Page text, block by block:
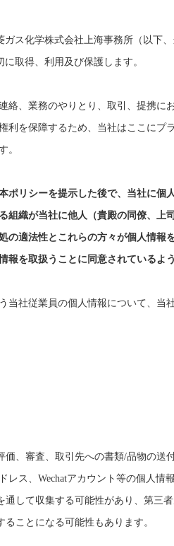
ス化学株式会社上海事務所（以下
取得、利用及び保護します。
絡、業務のやりとり、取引、提携に
利を保障するため、当社はここに
。
ポリシーを提示した後で、当社に
組織が当社に他人（貴殿の同僚、
の適法性とこれらの方々が個人情
を取扱うことに同意されているよ
当社従業員の個人情報について、当
価、審査、取引先への書類/品物の送
レス、Wechatアカウント等の個人情
して収集する可能性があり、第三
ことになる可能性もあります。